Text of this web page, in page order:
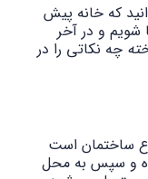
که خانه پیش
و در آخر
چه نکاتی را در
ساختمان است
و سپس به محل